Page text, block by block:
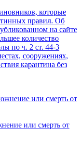
которые
правил. Об
на сайте
количество
по ч. 2 ст. 44-3
сооружениях,
карантина без
или смерть от